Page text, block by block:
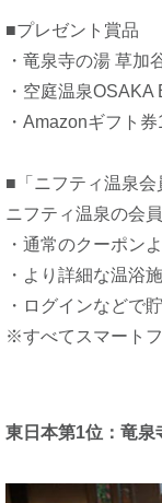
■プレゼント賞品
・竜泉寺の湯 草
・空庭温泉
・Amazonギフト
■「ニフティ温泉会
ニフティ温泉の会
・通常のクーポン
・より詳細な温浴
・ログインなどで
※すべてスマート
東日本第1位：竜泉